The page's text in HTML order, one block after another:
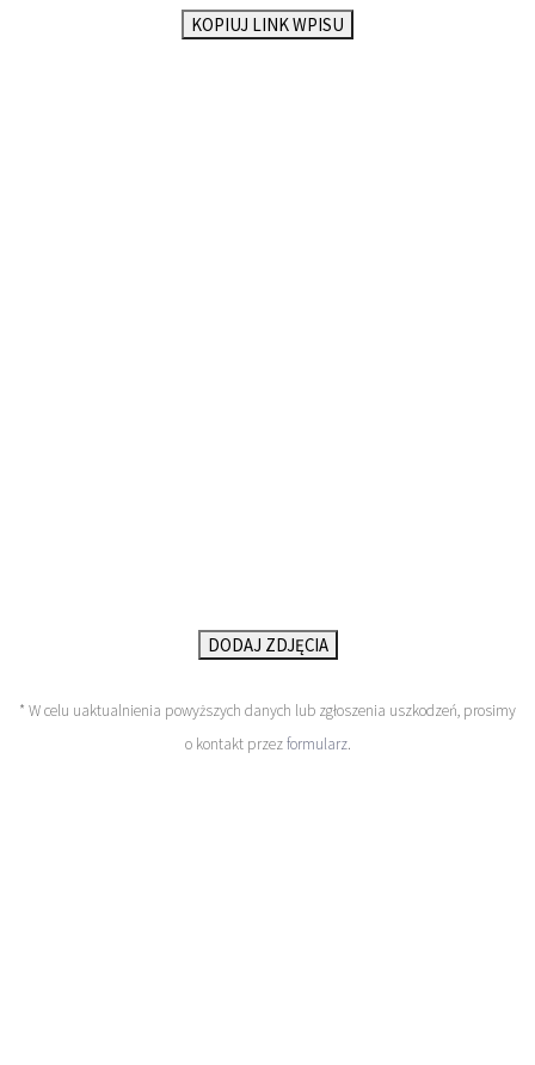
KOPIUJ LINK WPISU
DODAJ ZDJĘCIA
* W celu uaktualnienia powyższych danych lub zgłoszenia uszkodzeń, prosimy
o kontakt przezformularz.